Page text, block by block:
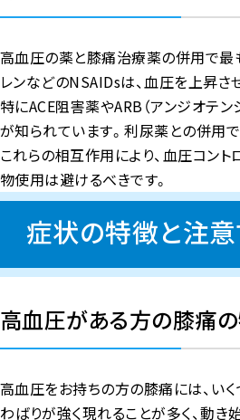
高血圧の薬と膝痛治療薬の併用で最
レンなどのNSAIDsは、血圧を上昇さ
特にACE阻害薬やARB（アンジオテ
が知られています。利尿薬との併用
これらの相互作用により、血圧コン
物使用は避けるべきです。
症状の特徴と注意
高血圧がある方の膝痛
高血圧をお持ちの方の膝痛には、い
わばりが強く現れることが多く、動き